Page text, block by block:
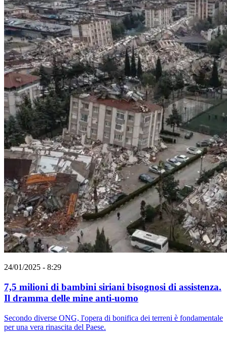
24/01/2025 - 8:29
7,5 milioni di bambini siriani bisognosi di assistenza.
Il dramma delle mine anti-uomo
Secondo diverse ONG, l'opera di bonifica dei terreni è fondamentale
per una vera rinascita del Paese.